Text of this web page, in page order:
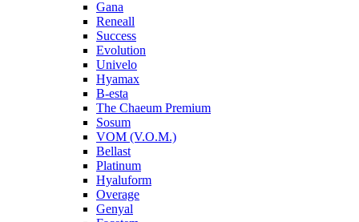
Gana
Reneall
Success
Evolution
Univelo
Hyamax
B-esta
The Chaeum Premium
Sosum
VOM (V.O.M.)
Bellast
Platinum
Hyaluform
Overage
Genyal